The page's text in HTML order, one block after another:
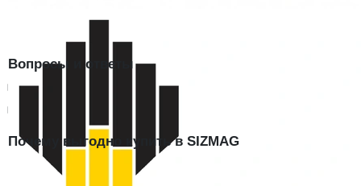
Вопросы и ответы
Для чего нужны чехлы на ноги, если есть спецобувь?
Почему выгодно купить в SIZMAG
Чехлы на ноги спилок/брезент в наличии на складе SIZMAG